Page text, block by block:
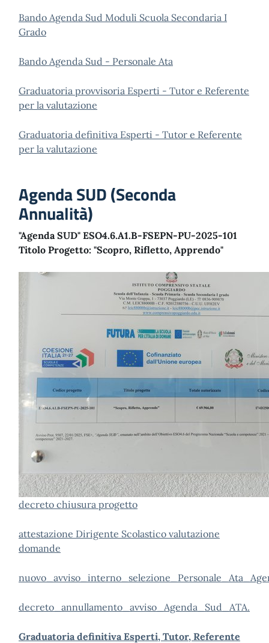
Bando Agenda Sud Moduli Scuola Secondaria I
Grado
Bando Agenda Sud - Personale Ata
Graduatoria provvisoria Esperti - Tutor e Referente
per la valutazione
Graduatoria definitiva Esperti - Tutor e Referente
per la valutazione
Agenda SUD (Seconda
Annualità)
"Agenda SUD" ESO4.6.A1.B-FSEPN-PU-2025-101
Titolo Progetto: "Scopro, Rifletto, Apprendo"
decreto chiusura progetto
attestazione Dirigente Scolastico valutazione
domande
decreto_annullamento_avviso_Agenda_Sud_ATA.
Graduatoria definitiva Esperti, Tutor, Referente